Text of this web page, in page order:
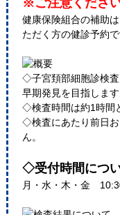
※ご注意くださ
健康保険組合の補助
ただく方の健診予約で
◇子宮頚部細胞診検
早期発見を目指します
◇検査時間は約1時間
◇検査にあたり前日
ん。
◇受付時間につ
月・水・木・金